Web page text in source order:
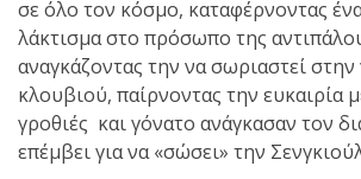
σε όλο τον κόσμο, καταφέρνοντας
λάκτισμα στο πρόσωπο της
αναγκάζοντας την να σωριαστεί
κλουβιού, παίρνοντας την ευκαιρία
γροθιές και γόνατο ανάγκασαν τον
επέμβει για να «σώσει» την